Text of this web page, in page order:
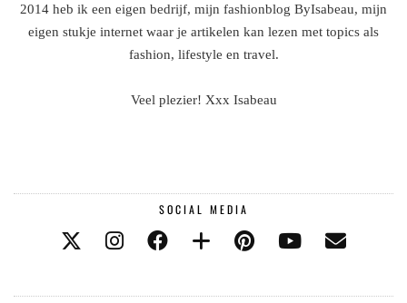
2014 heb ik een eigen bedrijf, mijn fashionblog ByIsabeau, mijn
eigen stukje internet waar je artikelen kan lezen met topics als
fashion, lifestyle en travel.
Veel plezier! Xxx Isabeau
SOCIAL MEDIA